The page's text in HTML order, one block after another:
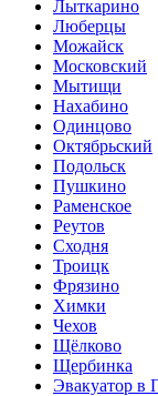
Лыткарино
Люберцы
Можайск
Московский
Мытищи
Нахабино
Одинцово
Октябрьский
Подольск
Пушкино
Раменское
Реутов
Сходня
Троицк
Фрязино
Химки
Чехов
Щёлково
Щербинка
Эвакуатор в